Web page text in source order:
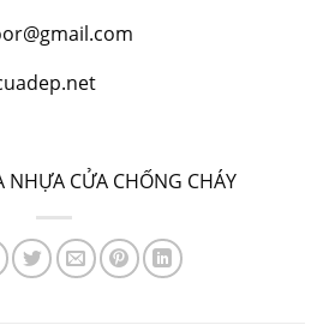
NHỰA CỬA CHỐNG CHÁY